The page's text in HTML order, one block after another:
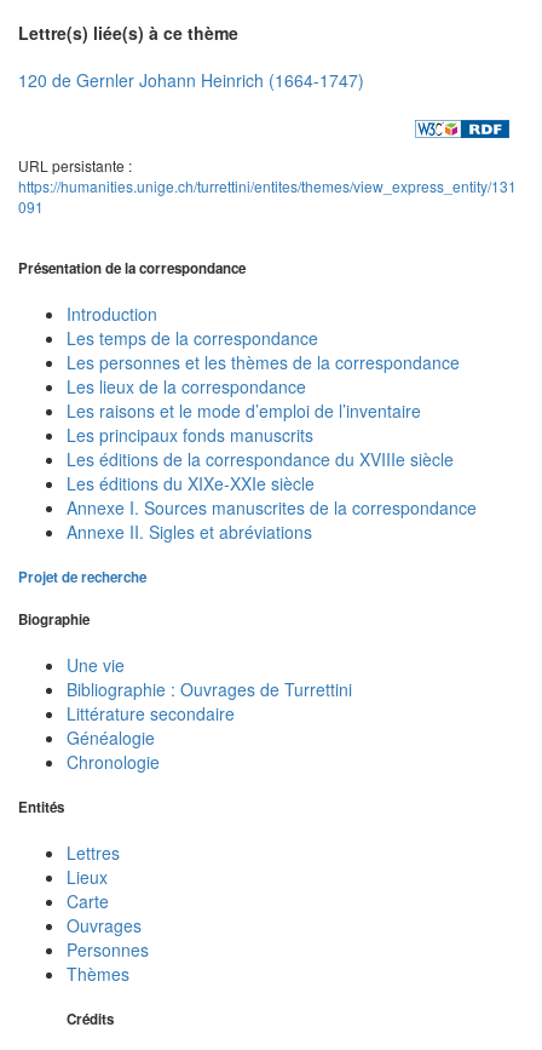
Lettre(s) liée(s) à ce thème
120 de Gernler Johann Heinrich (1664-1747)
URL persistante :
https://humanities.unige.ch/turrettini/entites/themes/view_express_entity/131
091
Présentation de la correspondance
Introduction
Les temps de la correspondance
Les personnes et les thèmes de la correspondance
Les lieux de la correspondance
Les raisons et le mode d’emploi de l’inventaire
Les principaux fonds manuscrits
Les éditions de la correspondance du XVIIIe siècle
Les éditions du XIXe-XXIe siècle
Annexe I. Sources manuscrites de la correspondance
Annexe II. Sigles et abréviations
Projet de recherche
Biographie
Une vie
Bibliographie : Ouvrages de Turrettini
Littérature secondaire
Généalogie
Chronologie
Entités
Lettres
Lieux
Carte
Ouvrages
Personnes
Thèmes
Crédits